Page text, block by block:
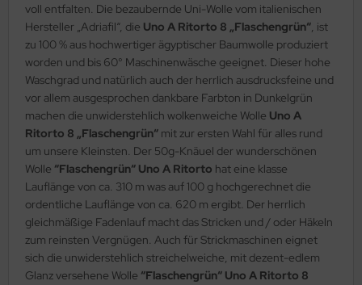
voll entfalten. Die bezaubernde Uni-Wolle vom italienischen
Hersteller „Adriafil“, die Uno A Ritorto 8 „Flaschengrün“, ist
zu 100 % aus hochwertiger ägyptischer Baumwolle produziert
worden und bis 60° Maschinenwäsche geeignet. Dieser hohe
Waschgrad und natürlich auch der herrlich ausdrucksfeine und
vor allem ausgesprochen dankbare Farbton in Dunkelgrün
machen die unwiderstehlich wolkenweiche Wolle Uno A
Ritorto 8 „Flaschengrün“ mit zur ersten Wahl für alles rund
um unsere Kleinsten. Der 50g-Knäuel der wunderschönen
Wolle “Flaschengrün“ Uno A Ritorto hat eine klasse
Lauflänge von ca. 310 m was auf 100 g hochgerechnet die
ordentliche Lauflänge von ca. 620 m ergibt. Der herrlich
gleichmäßige Fadenlauf macht das Stricken und / oder Häkeln
zum reinsten Vergnügen. Auch für Strickmaschinen eignet
sich die unwiderstehlich streichelweiche, mit dezent-edlem
Glanz versehene Wolle “Flaschengrün“ Uno A Ritorto 8